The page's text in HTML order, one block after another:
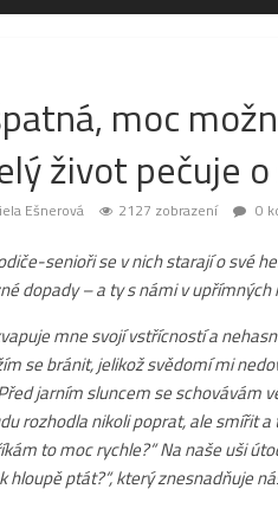
moc
život pečuje
Ešnerová 2127 zobrazení 0
senioři se v nich starají o své
dopady – a ty s námi v
mne svojí vstřícností a
se bránit, jelikož svědomí mi
jarním sluncem se schovávám
rozhodla nikoli poprat, ale smířit
to moc rychle?“ Na naše uši
ptát?“, který znesnadňuje